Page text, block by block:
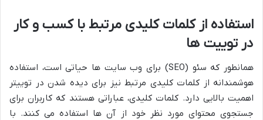
استفاده از کلمات کلیدی مرتبط با کسب و کار
در توییت ها
همانطور که سئو (SEO) برای وب سایت ها حیاتی است، استفاده
هوشمندانه از کلمات کلیدی مرتبط نیز برای دیده شدن در توییتر
اهمیت بالایی دارد. کلمات کلیدی، عباراتی هستند که کاربران برای
جستجوی محتوای مورد نظر خود از آن ها استفاده می کنند. با